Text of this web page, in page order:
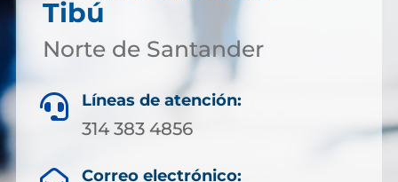
Tibú
Norte de Santander
 Líneas de atención:
314 383 4856
Correo electrónico: